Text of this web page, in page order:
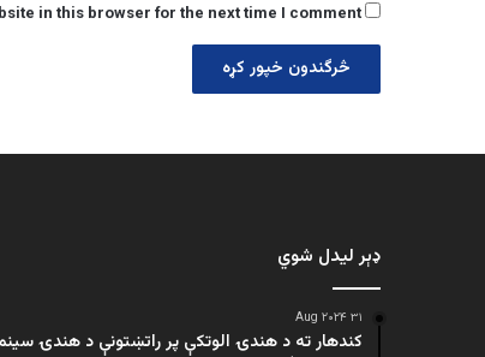
in this browser for the next time I comment.
ډېر لیدل شوي
۳۱ Aug ۲۰۲۴
کندهار ته د هندۍ الوتکې پر راتښتونې د هندۍ